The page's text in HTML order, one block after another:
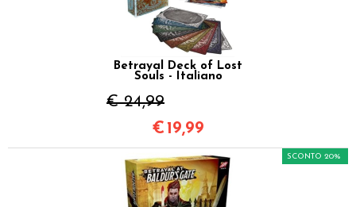
Betrayal Deck of Lost
Souls - Italiano
€ 24,99
€ 19,99
SCONTO 20%